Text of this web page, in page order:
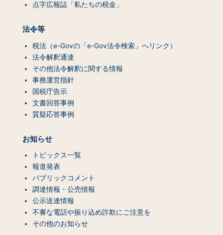
点字広報誌「私たちの税金」
法令等
税法（e-Govの「e-Gov法令検索」へリンク）
法令解釈通達
その他法令解釈に関する情報
事務運営指針
国税庁告示
文書回答事例
質疑応答事例
お知らせ
トピックス一覧
報道発表
パブリックコメント
調達情報・公売情報
公示送達情報
不審な電話や振り込め詐欺にご注意を
その他のお知らせ